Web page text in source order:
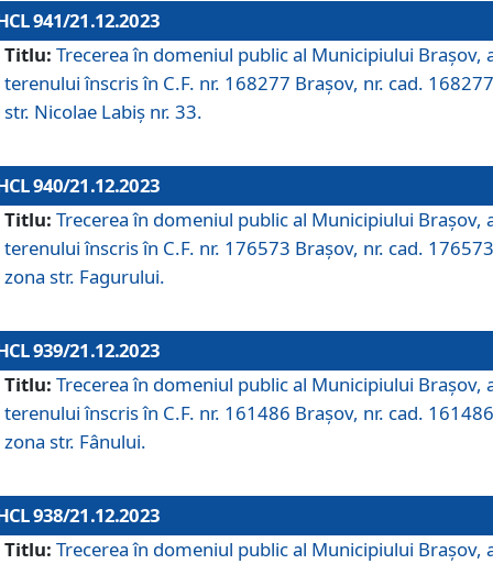
941/21.12.2023
Titlu: Trecerea în domeniul public al Municipiului Braşov,
terenului înscris în C.F. nr. 168277 Brașov, nr. cad.
str. Nicolae Labiș nr. 33.
940/21.12.2023
Titlu: Trecerea în domeniul public al Municipiului Braşov,
terenului înscris în C.F. nr. 176573 Brașov, nr. cad.
zona str. Fagurului.
939/21.12.2023
Titlu: Trecerea în domeniul public al Municipiului Braşov,
terenului înscris în C.F. nr. 161486 Brașov, nr. cad.
zona str. Fânului.
938/21.12.2023
Titlu: Trecerea în domeniul public al Municipiului Braşov,